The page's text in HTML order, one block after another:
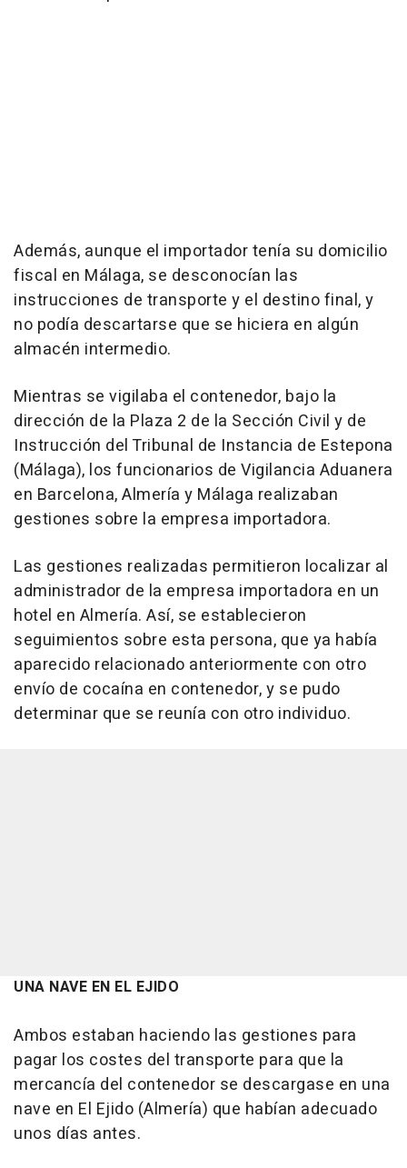
Además, aunque el importador tenía su domicilio
fiscal en Málaga, se desconocían las
instrucciones de transporte y el destino final, y
no podía descartarse que se hiciera en algún
almacén intermedio.
Mientras se vigilaba el contenedor, bajo la
dirección de la Plaza 2 de la Sección Civil y de
Instrucción del Tribunal de Instancia de Estepona
(Málaga), los funcionarios de Vigilancia Aduanera
en Barcelona, Almería y Málaga realizaban
gestiones sobre la empresa importadora.
Las gestiones realizadas permitieron localizar al
administrador de la empresa importadora en un
hotel en Almería. Así, se establecieron
seguimientos sobre esta persona, que ya había
aparecido relacionado anteriormente con otro
envío de cocaína en contenedor, y se pudo
determinar que se reunía con otro individuo.
UNA NAVE EN EL EJIDO
Ambos estaban haciendo las gestiones para
pagar los costes del transporte para que la
mercancía del contenedor se descargase en una
nave en El Ejido (Almería) que habían adecuado
unos días antes.